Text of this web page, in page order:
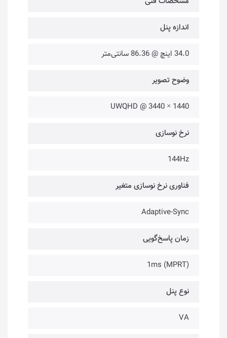
اندازه پنل
34.0 اینچ @ 86.36 سانتی‌متر
وضوح تصویر
UWQHD @ 3440 × 1440
نرخ نوسازی
144Hz
فناوری نرخ نوسازی متغیر
Adaptive-Sync
زمان پاسخ‌گویی
1ms (MPRT)
نوع پنل
VA